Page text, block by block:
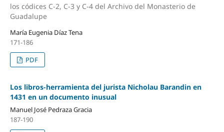
los códices C-2, C-3 y C-4 del Archivo del Monasterio de
Guadalupe
María Eugenia Díaz Tena
171-186
PDF
Los libros-herramienta del jurista Nicholau Barandin en
1431 en un documento inusual
Manuel José Pedraza Gracia
187-190